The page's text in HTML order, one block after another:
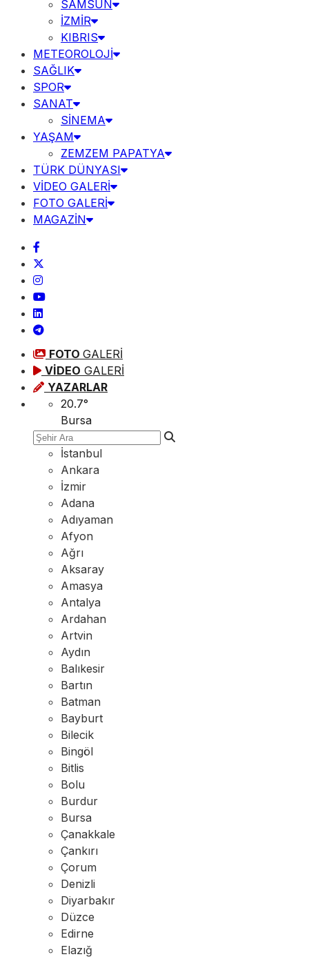
SAMSUN
İZMİR
KIBRIS
METEOROLOJİ
SAĞLIK
SPOR
SANAT
SİNEMA
YAŞAM
ZEMZEM PAPATYA
TÜRK DÜNYASI
VİDEO GALERİ
FOTO GALERİ
MAGAZİN
FOTO GALERİ
VİDEO GALERİ
YAZARLAR
20.7°
Bursa
İstanbul
Ankara
İzmir
Adana
Adıyaman
Afyon
Ağrı
Aksaray
Amasya
Antalya
Ardahan
Artvin
Aydın
Balıkesir
Bartın
Batman
Bayburt
Bilecik
Bingöl
Bitlis
Bolu
Burdur
Bursa
Çanakkale
Çankırı
Çorum
Denizli
Diyarbakır
Düzce
Edirne
Elazığ